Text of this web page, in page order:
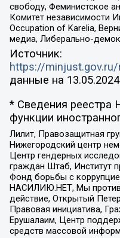
свободу, Феминистское
Комитет независимости
Occupation of Karelia,
медиа, Либерально-
Источник:
https://
данные на 13.05.2024
* Сведения
функции
Лилит, Правозащитная
Нижегородский центр
Центр гендерных
граждан Штаб, Институт
Фонд борьбы с
НАСИЛИЮ.НЕТ, Мы
действие, Открытый
Правовая инициатива,
Ерушалаим, Центр
средств массовой